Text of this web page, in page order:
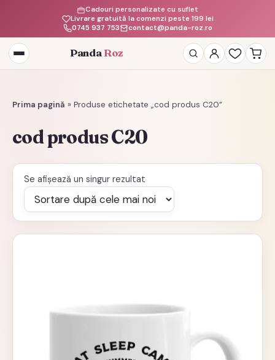
Livrare gratuită la comenzi peste 199 lei
Cadouri personalizate cu suflet
0745 937 753
contact@panda-roz.ro
Deschide
meniul
Panda Roz
Prima pagină » Produse etichetate „cod produs C20”
cod produs C20
Se afișează un singur rezultat